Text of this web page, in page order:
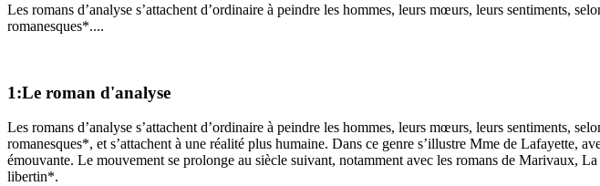
Les romans d’analyse s’attachent d’ordinaire à peindre les hommes, leurs mœurs, leurs sentiments,
romanesques*....
1:Le roman d'analyse
Les romans d’analyse s’attachent d’ordinaire à peindre les hommes, leurs mœurs, leurs sentiments,
romanesques*, et s’attachent à une réalité plus humaine. Dans ce genre s’illustre Mme de Lafayette,
émouvante. Le mouvement se prolonge au siècle suivant, notamment avec les romans de Marivaux,
libertin*.